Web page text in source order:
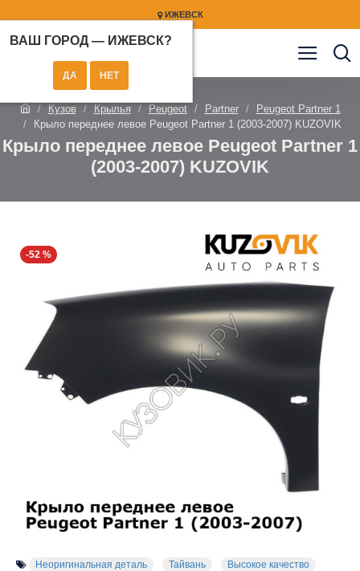
ИЖЕВСК
ВАШ ГОРОД — ИЖЕВСК?
Кузов Крылья Peugeot Partner
Peugeot Partner 1
Крыло переднее левое Peugeot Partner 1 (2003-2007) KUZOVIK
Крыло переднее левое Peugeot Partner 1
(2003-2007) KUZOVIK
-52 %
Неоригинальная деталь Тайвань
Высокое качество